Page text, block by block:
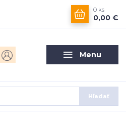
Menu
Hľadať
0 ks
0,00 €